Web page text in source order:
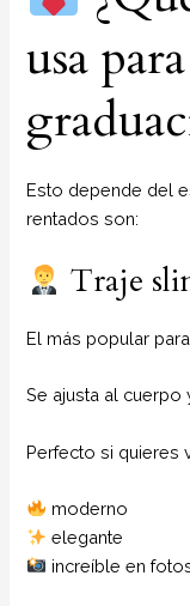
usa
Esto depende del
rentados son:
Traje
El más popular
Se ajusta al cuerpo
Perfecto si quieres
moderno
elegante
increíble en